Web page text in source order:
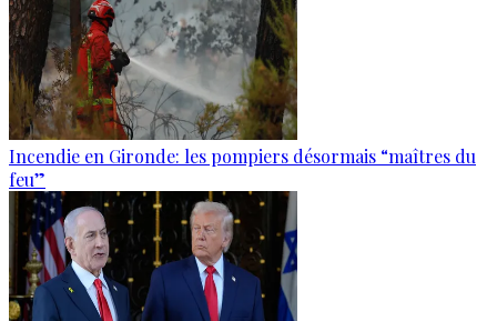
Incendie en Gironde: les pompiers désormais “maîtres du
feu”